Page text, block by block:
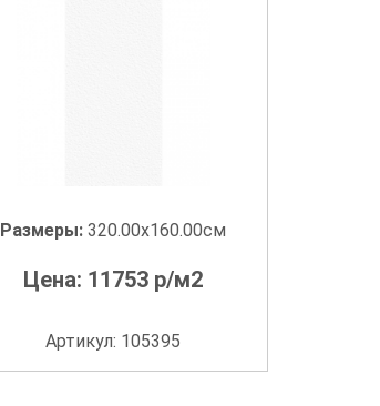
Размеры:320.00x160.00см
Цена: 11753 р/м2
Артикул: 105395